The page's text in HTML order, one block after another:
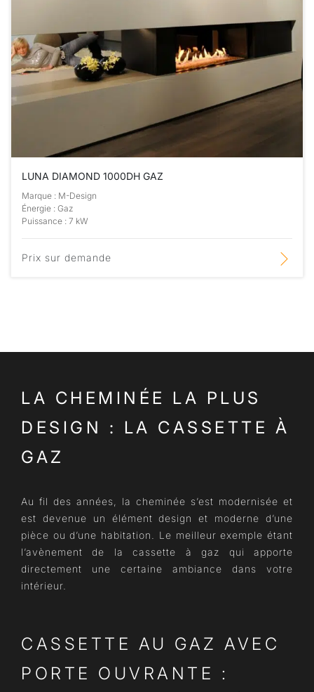
LUNA DIAMOND 1000DH GAZ
Marque : M-Design
Énergie : Gaz
Puissance : 7 kW
Prix sur demande
LA CHEMINÉE LA PLUS
DESIGN : LA CASSETTE À
GAZ
Au fil des années, la cheminée s’est modernisée et
est devenue un élément design et moderne d’une
pièce ou d’une habitation. Le meilleur exemple étant
l’avènement de la cassette à gaz qui apporte
directement une certaine ambiance dans votre
intérieur.
CASSETTE AU GAZ AVEC
PORTE OUVRANTE :